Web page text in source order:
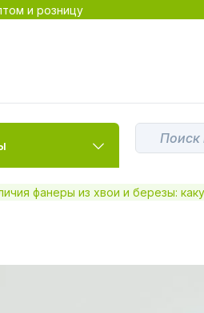
и розницу
фанеры из хвои и березы: